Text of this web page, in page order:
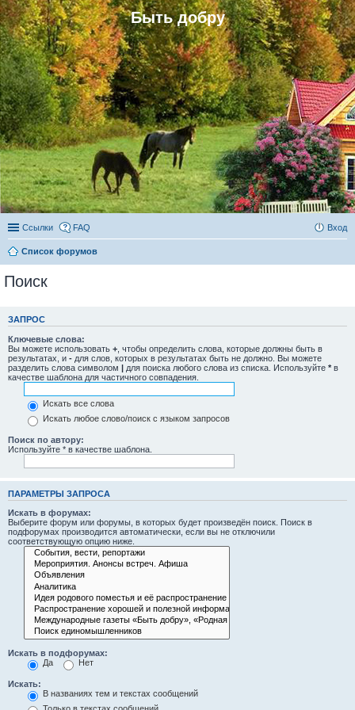
Быть добру
Ссылки FAQ Вход
Список форумов
Поиск
ЗАПРОС
Ключевые слова:
Вы можете использовать + , чтобы определить слова, которые должны быть в
результатах, и - для слов, которых в результатах быть не должно. Вы можете
разделить слова символом | для поиска любого слова из списка. Используйте * в
качестве шаблона для частичного совпадения.
Искать все слова
Искать любое слово/поиск с языком запросов
Поиск по автору:
Используйте * в качестве шаблона.
ПАРАМЕТРЫ ЗАПРОСА
Искать в форумах:
Выберите форум или форумы, в которых будет произведён поиск. Поиск в
подфорумах производится автоматически, если вы не отключили
соответствующую опцию ниже.
Искать в подфорумах:
Да
Нет
Искать:
В названиях тем и текстах сообщений